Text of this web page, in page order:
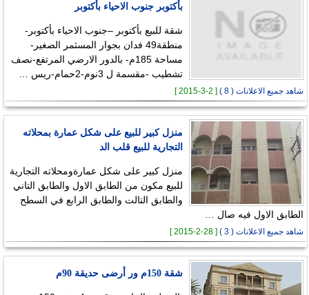
بأكتوبر جنوب الاحياء بأكتوبر
شقة للبيع بأكتوبر –جنوب الاحياء بأكتوبر-
منطقة49 فدان بجوار المسثمر الصغير-
مساحة 185م- بالدور الارضي المرتفع-نصف
تشطيب -مقسمة ل 3نوم-2حمام-ريس …
شاهد جميع الاعلانات ( 8 ) [ 2-3-2015 ]
منزل كبير للبيع على شكل عمارة بمحلاته
التجارية للبيع قلب الد
منزل كبير على شكل عمارةومحلاته التجارية
للبيع مكون من الطابق الاول والطابق التاني
والطابق التالت والطابق الرابع في السطح
الطابق الاول فيه صال …
شاهد جميع الاعلانات ( 3 ) [ 28-2-2015 ]
شقة 150م ور أرضى حديقة 90م